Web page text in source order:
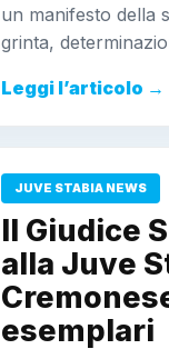
un manifesto della
grinta,
Leggi l’articolo →
JUVE STABIA NEWS
Il Giudice
alla Juve
esemplari